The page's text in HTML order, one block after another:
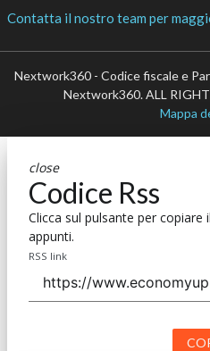
Contatta il nostro team per
Nextwork360 - Codice fiscale e
Nextwork360. ALL
Mappa
close
Codice Rss
Clicca sul pulsante per copiare
appunti.
RSS link